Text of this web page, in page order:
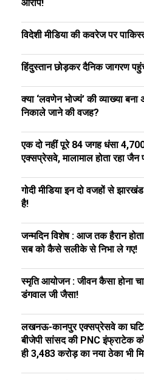
आरोप!
विदेशी मीडिया की कवरेज पर
हिंदुस्तान छोड़कर दैनिक जागरण
क्या ‘लवणेन भोज्यं’ की व्याख्या
निकाले जाने की वजह?
एक दो नहीं पूरे 84 जगह धंसा
एक्सप्रेसवे, मालामाल होता रहा जैन
गोदी मीडिया इन दो वजहों से
है!
जन्मदिन विशेष : आज तक हैरान
सब को कैसे सलीके से निभा ले गए!
स्मृति आयोजन : जीवन कैसा होना
डंगवाल जी जैसा!
लखनऊ-कानपुर एक्सप्रेसवे का
बीजेपी सांसद की PNC इंफ्राटेक
ही ₹3,483 करोड़ का नया ठेका भी